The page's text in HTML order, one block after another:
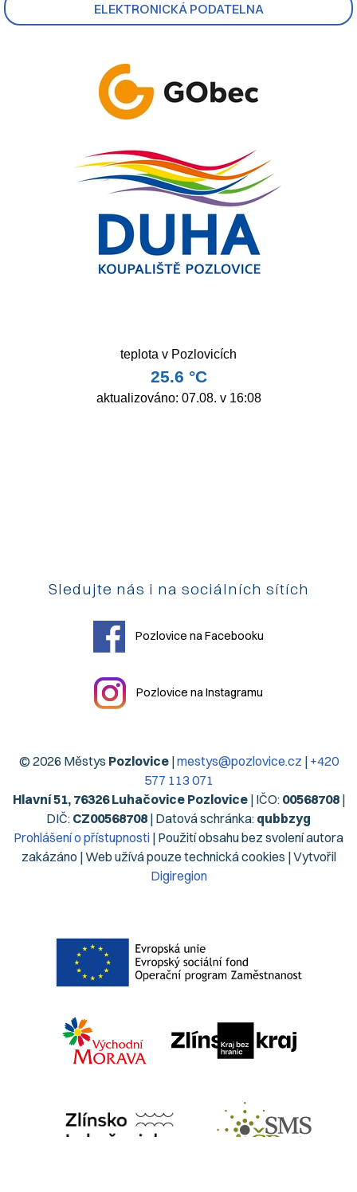
ELEKTRONICKÁ PODATELNA
Sledujte nás i na sociálních sítích
Pozlovice na Facebooku
Pozlovice na Instagramu
© 2026 Městys Pozlovice|mestys@pozlovice.cz | +420
577 113 071
Hlavní 51, 76326 Luhačovice Pozlovice| IČO: 00568708|
DIČ: CZ00568708 | Datová schránka: qubbzyg
Prohlášení o přístupnosti | Použití obsahu bez svolení autora
zakázáno | Web užívá pouze technická cookies | Vytvořil
Digiregion